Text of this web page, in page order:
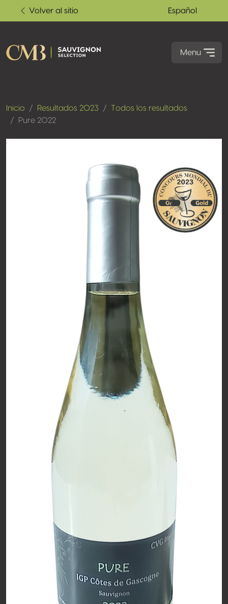
Volver al sitio Español
Menu
Inicio Resultados 2023
Todos los resultados
Pure 2022